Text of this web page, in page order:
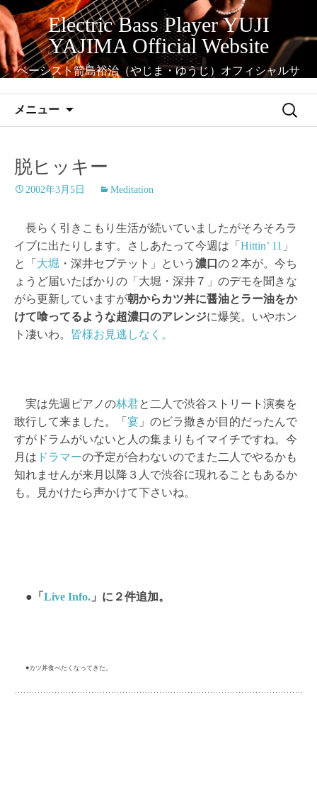
コ
ン
テ
ン
ツ
へ
Electric Bass Player YUJI
YAJIMA Official Website
ベーシスト箭島裕治（やじま・ゆうじ）オフィシャルサ
メニュー
検
脱ヒッキー
2002年3月5日 Meditation
長らく引きこもり生活が続いていましたがそろそろラ
イブに出たりします。さしあたって今週は「 Hittin’ 11 」
と「 大堀 ・深井セプテット」という 濃口 の２本が。今ち
ょうど届いたばかりの「大堀・深井７」のデモを聞きな
がら更新していますが朝からカツ丼に醤油とラー油をか
けて喰ってるような超濃口のアレンジに爆笑。いやホン
ト凄いわ。 皆様お見逃しなく。
実は先週ピアノの林君と二人で渋谷ストリート演奏を
敢行して来ました。「 宴 」のビラ撒きが目的だったんで
すがドラムがいないと人の集まりもイマイチですね。今
月は ドラマーの予定が合わないのでまた二人でやるかも
知れませんが来月以降３人で渋谷に現れることもあるか
も。見かけたら声かけて下さいね。
●「 Live Info. 」に２件追加。
●カツ丼食べたくなってきた。